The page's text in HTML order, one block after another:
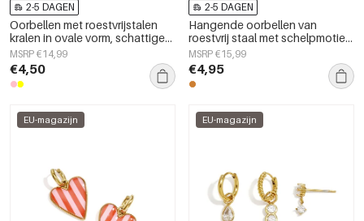
2-5 DAGEN
Oorbellen met roestvrijstalen
kralen in ovale vorm, schattige
en eenvoudige serie voor
dagelijks gebruik,
damessieraden
MSRP €14,99
€4,50
2-5 DAGEN
Hangende oorbellen van
roestvrij staal met schelpmotief,
Simple Simple serie, dames
sieraden
MSRP €15,99
€4,95
EU-magazijn EU-magazijn